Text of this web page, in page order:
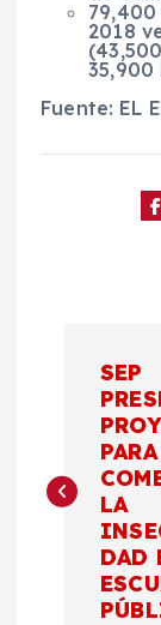
2018
Fuente: EL
v
e
SEP
PARA
LA
DAD